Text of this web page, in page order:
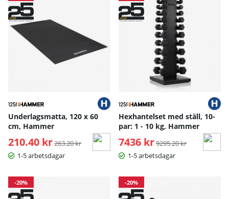
Underlagsmatta, 120 x 60
cm, Hammer
210.40 kr Ordinarie pris:
263.20 kr
1-5 arbetsdagar
Hexhantelset med ställ, 10-
par: 1 - 10 kg, Hammer
7436 kr Ordinarie pris:
9295.20 kr
1-5 arbetsdagar
-20% -20%